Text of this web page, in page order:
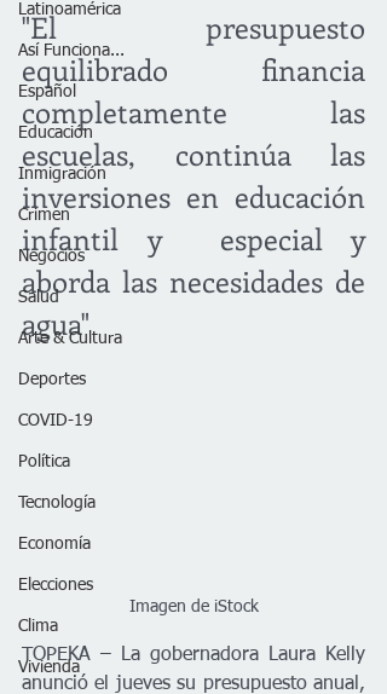
Latinoamérica
Así Funciona...
Español
Educación
Inmigración
Crimen
Negocios
Salud
Arte & Cultura
Deportes
COVID-19
Política
Tecnología
Economía
Elecciones
Clima
Vivienda
"El presupuesto
equilibrado financia
completamente las
escuelas, continúa las
inversiones en educación
infantil y  especial y
aborda las necesidades de
agua"
Imagen de iStock
TOPEKA – La gobernadora Laura Kelly
anunció el jueves su presupuesto anual,